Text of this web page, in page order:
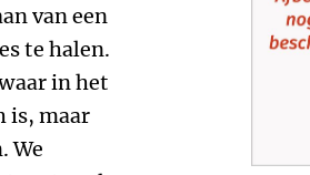
van een
te halen.
in het
is, maar
We